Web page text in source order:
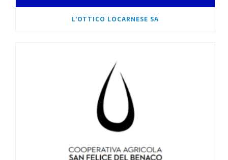
L’OTTICO LOCARNESE SA